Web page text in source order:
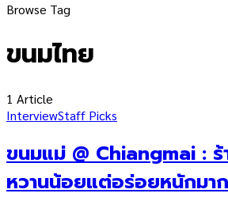
Browse Tag
ขนมไทย
1 Article
InterviewStaff Picks
ขนมแม่ @ Chiangmai : ร้
หวานน้อยแต่อร่อยหนักมาก